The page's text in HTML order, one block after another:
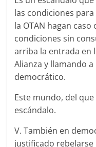
las condiciones
la OTAN hagan
condiciones sin
arriba la entrada en
Alianza y llamando
democrático.
Este mundo, del
escándalo.
V. También en
justificado